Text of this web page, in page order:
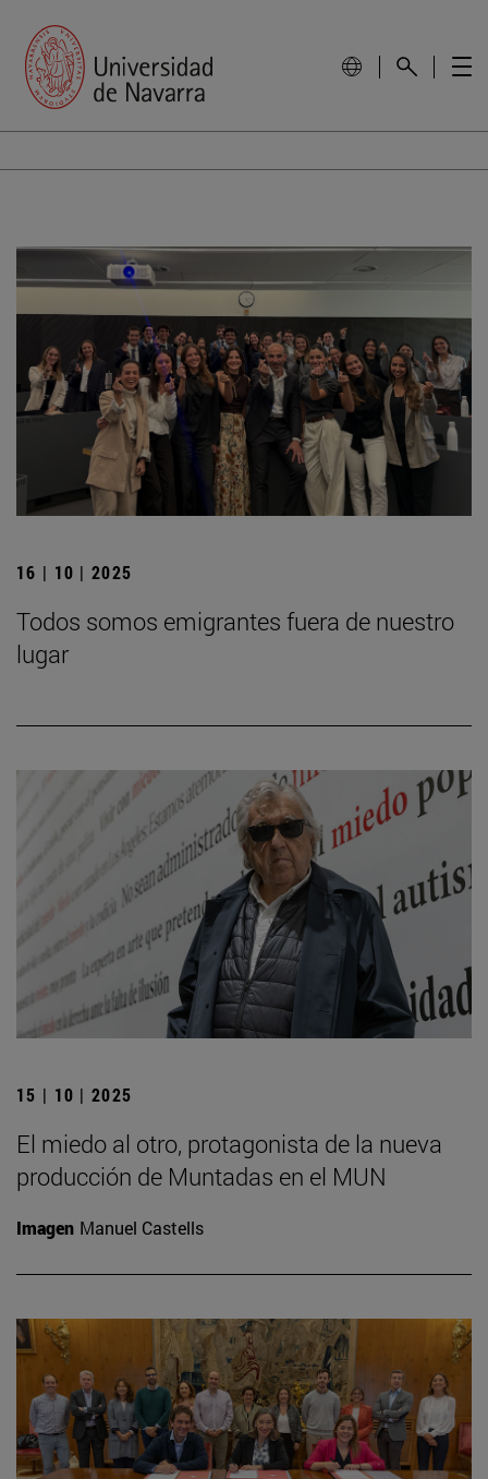
16 | 10 | 2025
Todos somos emigrantes fuera de nuestro
lugar
15 | 10 | 2025
El miedo al otro, protagonista de la nueva
producción de Muntadas en el MUN
Imagen Manuel Castells